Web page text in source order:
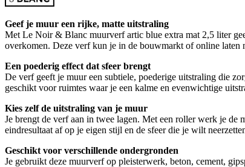
Geef je muur een rijke, matte uitstraling
Met Le Noir & Blanc muurverf artic blue extra mat 2,5 liter
overkomen. Deze verf kun je in de bouwmarkt of online laten
Een poederig effect dat sfeer brengt
De verf geeft je muur een subtiele, poederige uitstraling die
geschikt voor ruimtes waar je een kalme en evenwichtige
Kies zelf de uitstraling van je muur
Je brengt de verf aan in twee lagen. Met een roller werk je de
eindresultaat af op je eigen stijl en de sfeer die je wilt
Geschikt voor verschillende ondergronden
Je gebruikt deze muurverf op pleisterwerk, beton, cement,